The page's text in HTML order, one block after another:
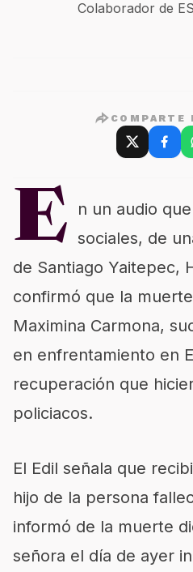
Colaborador de
COMPARTE
E
n un audio
sociales, de
de Santiago Yaitepec,
confirmó que la
Maximina Carmona,
en enfrentamiento en
recuperación que
policiacos.
El Edil señala que
hijo de la persona
informó de la muerte
señora el día de ayer